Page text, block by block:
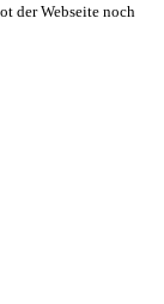
der Webseite noch